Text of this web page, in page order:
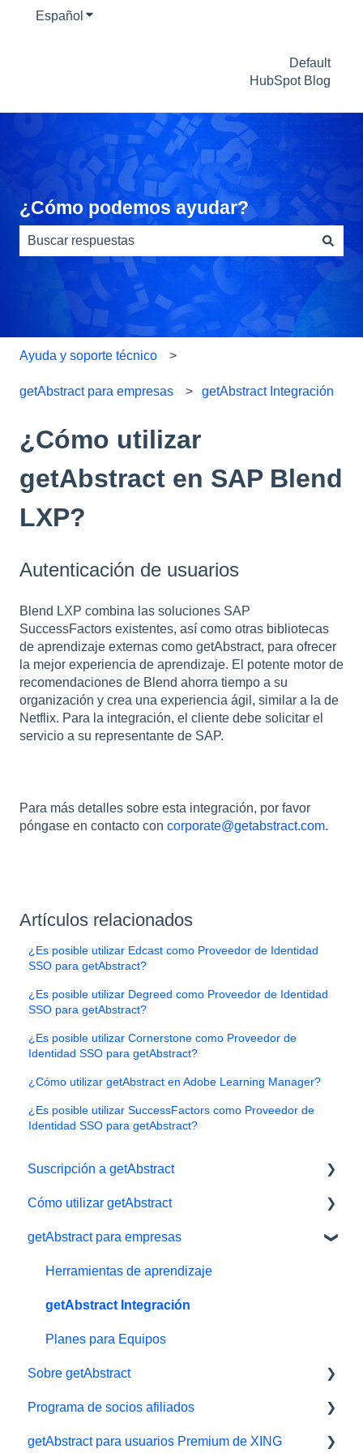
Español Traducciones de Mostrar submenú de
Default
HubSpot Blog
¿Cómo podemos ayudar?
No hay sugerencias porque el campo de búsqueda
Ayuda y soporte técnico
getAbstract para empresas getAbstract Integración
¿Cómo utilizar
getAbstract en SAP Blend
LXP?
Autenticación de usuarios
Blend LXP combina las soluciones SAP
SuccessFactors existentes, así como otras bibliotecas
de aprendizaje externas como getAbstract, para ofrecer
la mejor experiencia de aprendizaje. El potente motor de
recomendaciones de Blend ahorra tiempo a su
organización y crea una experiencia ágil, similar a la de
Netflix. Para la integración, el cliente debe solicitar el
servicio a su representante de SAP.
Para más detalles sobre esta integración, por favor
póngase en contacto con corporate@getabstract.com.
Artículos relacionados
¿Es posible utilizar Edcast como Proveedor de Identidad
SSO para getAbstract?
¿Es posible utilizar Degreed como Proveedor de Identidad
SSO para getAbstract?
¿Es posible utilizar Cornerstone como Proveedor de
Identidad SSO para getAbstract?
¿Cómo utilizar getAbstract en Adobe Learning Manager?
¿Es posible utilizar SuccessFactors como Proveedor de
Identidad SSO para getAbstract?
Suscripción a getAbstract
Gestionar la suscripción
Datos personales y preferencias
Suscripción gratuita de prueba
#NextGenLeaders - Oferta para estudiantes
Pagos y facturas
Regale getAbstract
Cómo utilizar getAbstract
Lector electrónico
App
Biblioteca y listas de lectura
Audiolibros
Ajustes y visualización
Resúmenes
Soporte técnico
getAbstract para empresas
Herramientas de aprendizaje
getAbstract Integración
Planes para Equipos
Sobre getAbstract
Resúmenes y redacción
Contáctenos
Programa de socios afiliados
Afiliados/ Aliados e Impact
getAbstract para usuarios Premium de XING